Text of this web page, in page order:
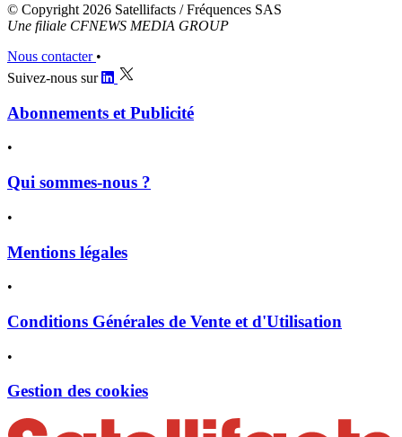
© Copyright 2026 Satellifacts / Fréquences SAS
Une filiale CFNEWS MEDIA GROUP
Nous contacter •
Suivez-nous sur
Abonnements et Publicité
•
Qui sommes-nous ?
•
Mentions légales
•
Conditions Générales de Vente et d'Utilisation
•
Gestion des cookies